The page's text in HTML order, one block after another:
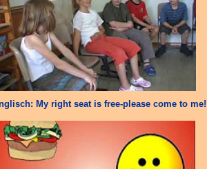
My right seat is free-please come to me!